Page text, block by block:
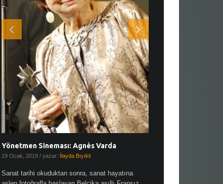
Yönetmen Sineması: Agnès Varda
19 Ocak, 2019 / yazar: İlayda Bıyıklı
Sanat tarihi okuduktan sonra, sanat hayatına